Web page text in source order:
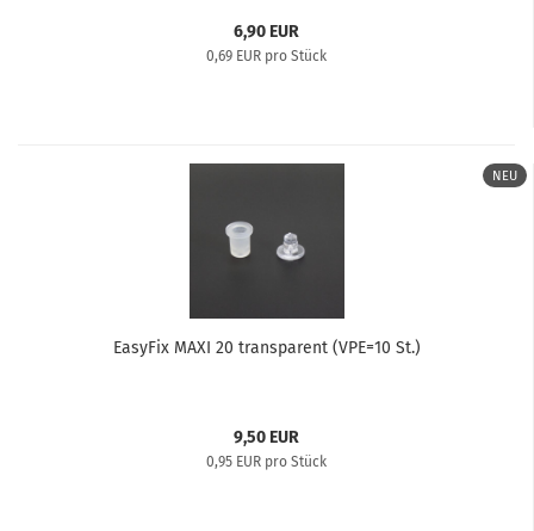
6,90 EUR
0,69 EUR pro Stück
NEU
EasyFix MAXI 20 transparent (VPE=10 St.)
9,50 EUR
0,95 EUR pro Stück